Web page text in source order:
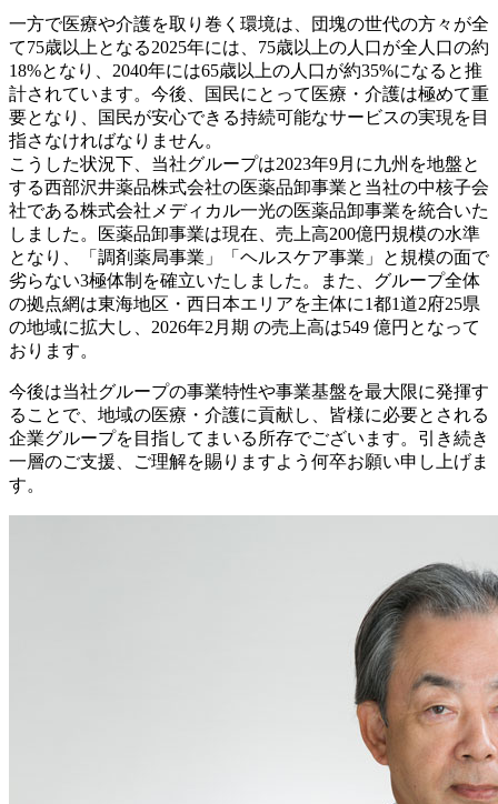
一方で医療や介護を取り巻く環境は、団塊の世代の方々が全
て75歳以上となる2025年には、75歳以上の人口が全人口の約
18%となり、2040年には65歳以上の人口が約35%になると推
計されています。今後、国民にとって医療・介護は極めて重
要となり、国民が安心できる持続可能なサービスの実現を目
指さなければなりません。
こうした状況下、当社グループは2023年9月に九州を地盤と
する西部沢井薬品株式会社の医薬品卸事業と当社の中核子会
社である株式会社メディカル一光の医薬品卸事業を統合いた
しました。医薬品卸事業は現在、売上高200億円規模の水準
となり、「調剤薬局事業」「ヘルスケア事業」と規模の面で
劣らない3極体制を確立いたしました。また、グループ全体
の拠点網は東海地区・西日本エリアを主体に1都1道2府25県
の地域に拡大し、 2026年2月期 の売上高は549 億円となって
おります。
今後は当社グループの事業特性や事業基盤を最大限に発揮す
ることで、地域の医療・介護に貢献し、皆様に必要とされる
企業グループを目指してまいる所存でございます。引き続き
一層のご支援、ご理解を賜りますよう何卒お願い申し上げま
す。